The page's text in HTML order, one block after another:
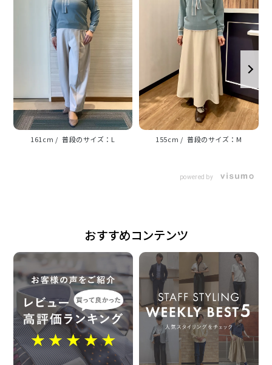
【 配色ボウタイ プルオーバーニット 】
衿からのパイピングデザインが アクセントになるボウ
タイニット。
シンプルで上品なデザインはオフィス カジュアルに◎
な一枚です。
素材
注意点
※過度な摩擦は毛玉やほつれの 原因となります。着
用・洗濯時には 表面がざらついたものとの引掛け にご
注意の上お取り扱い下さい。
※汗や雨などで濡れた状態や強い摩擦 等で、他の製品
に色移りする場合が ございます。ご注意ください。
L
161cm M
155cm
powered by
おすすめコンテンツ